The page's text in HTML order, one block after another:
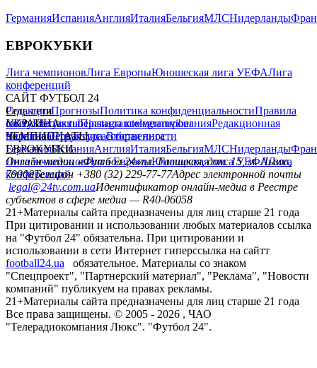
ГерманияИспанияАнглияИталияБельгияМЛСНидерланды
ЕВРОКУБКИ
Лига чемпионовЛига ЕвропыЮношеская лига УЕФАЛига
конференций
САЙТ ФУТБОЛ 24
РедакцияПрогнозыПолитика конфиденциальностиПравила
сайтуКонтактыПравила комментированияРедакционная
политикаСтруктура собственности
Соц. сети
facebookxyoutubeinstagramtelegramviber
УКРАИНА
УкраинаПервая лигаВторая лига
ЧЕМПИОНАТЫ
ГерманияИспанияАнглияИталияБельгияМЛСНидерланды
ЕВРОКУБКИ
Лига чемпионовЛига ЕвропыЮношеская лига УЕФАЛига
конференций
Онлайн-медиа «Футбол 24»пл. Галицкая, дом. 15, м. Львов,
79008Телефон +380 (32) 229-77-77Адрес электронной почты
legal@24tv.com.uaИдентификатор онлайн-медиа в Реестре
субъектов в сфере медиа — R40-06058
21+Материалы сайта предназначены для лиц старше 21 года
При цитировании и использовании любых материалов ссылка
на "Футбол 24" обязательна. При цитировании и
использовании в сети Интернет гиперссылка на сайтт
football24.ua
обязательное. Материалы со знаком
"Спецпроект", "Партнерский материал", "Реклама", "Новости
компаний" публикуем на правах рекламы.
21+Материалы сайта предназначены для лиц старше 21 года
Все права защищены. © 2005 - 2026 , ЧАО
"Телерадиокомпания Люкс". "Футбол 24".